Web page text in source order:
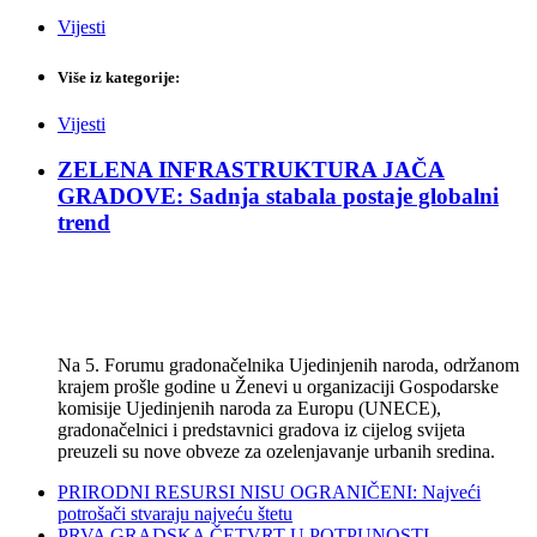
Vijesti
Više iz kategorije:
Vijesti
ZELENA INFRASTRUKTURA JAČA
GRADOVE: Sadnja stabala postaje globalni
trend
Na 5. Forumu gradonačelnika Ujedinjenih naroda, održanom
krajem prošle godine u Ženevi u organizaciji Gospodarske
komisije Ujedinjenih naroda za Europu (UNECE),
gradonačelnici i predstavnici gradova iz cijelog svijeta
preuzeli su nove obveze za ozelenjavanje urbanih sredina.
PRIRODNI RESURSI NISU OGRANIČENI: Najveći
potrošači stvaraju najveću štetu